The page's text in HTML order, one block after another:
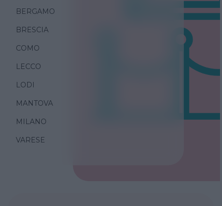
BERGAMO
BRESCIA
COMO
LECCO
LODI
MANTOVA
MILANO
VARESE